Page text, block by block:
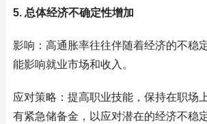
5. 总体经济不确定性增加
影响：高通胀率往往伴随着经济的不稳
能影响就业市场和收入。
应对策略：提高职业技能，保持在职场
有紧急储备金，以应对潜在的经济不稳定